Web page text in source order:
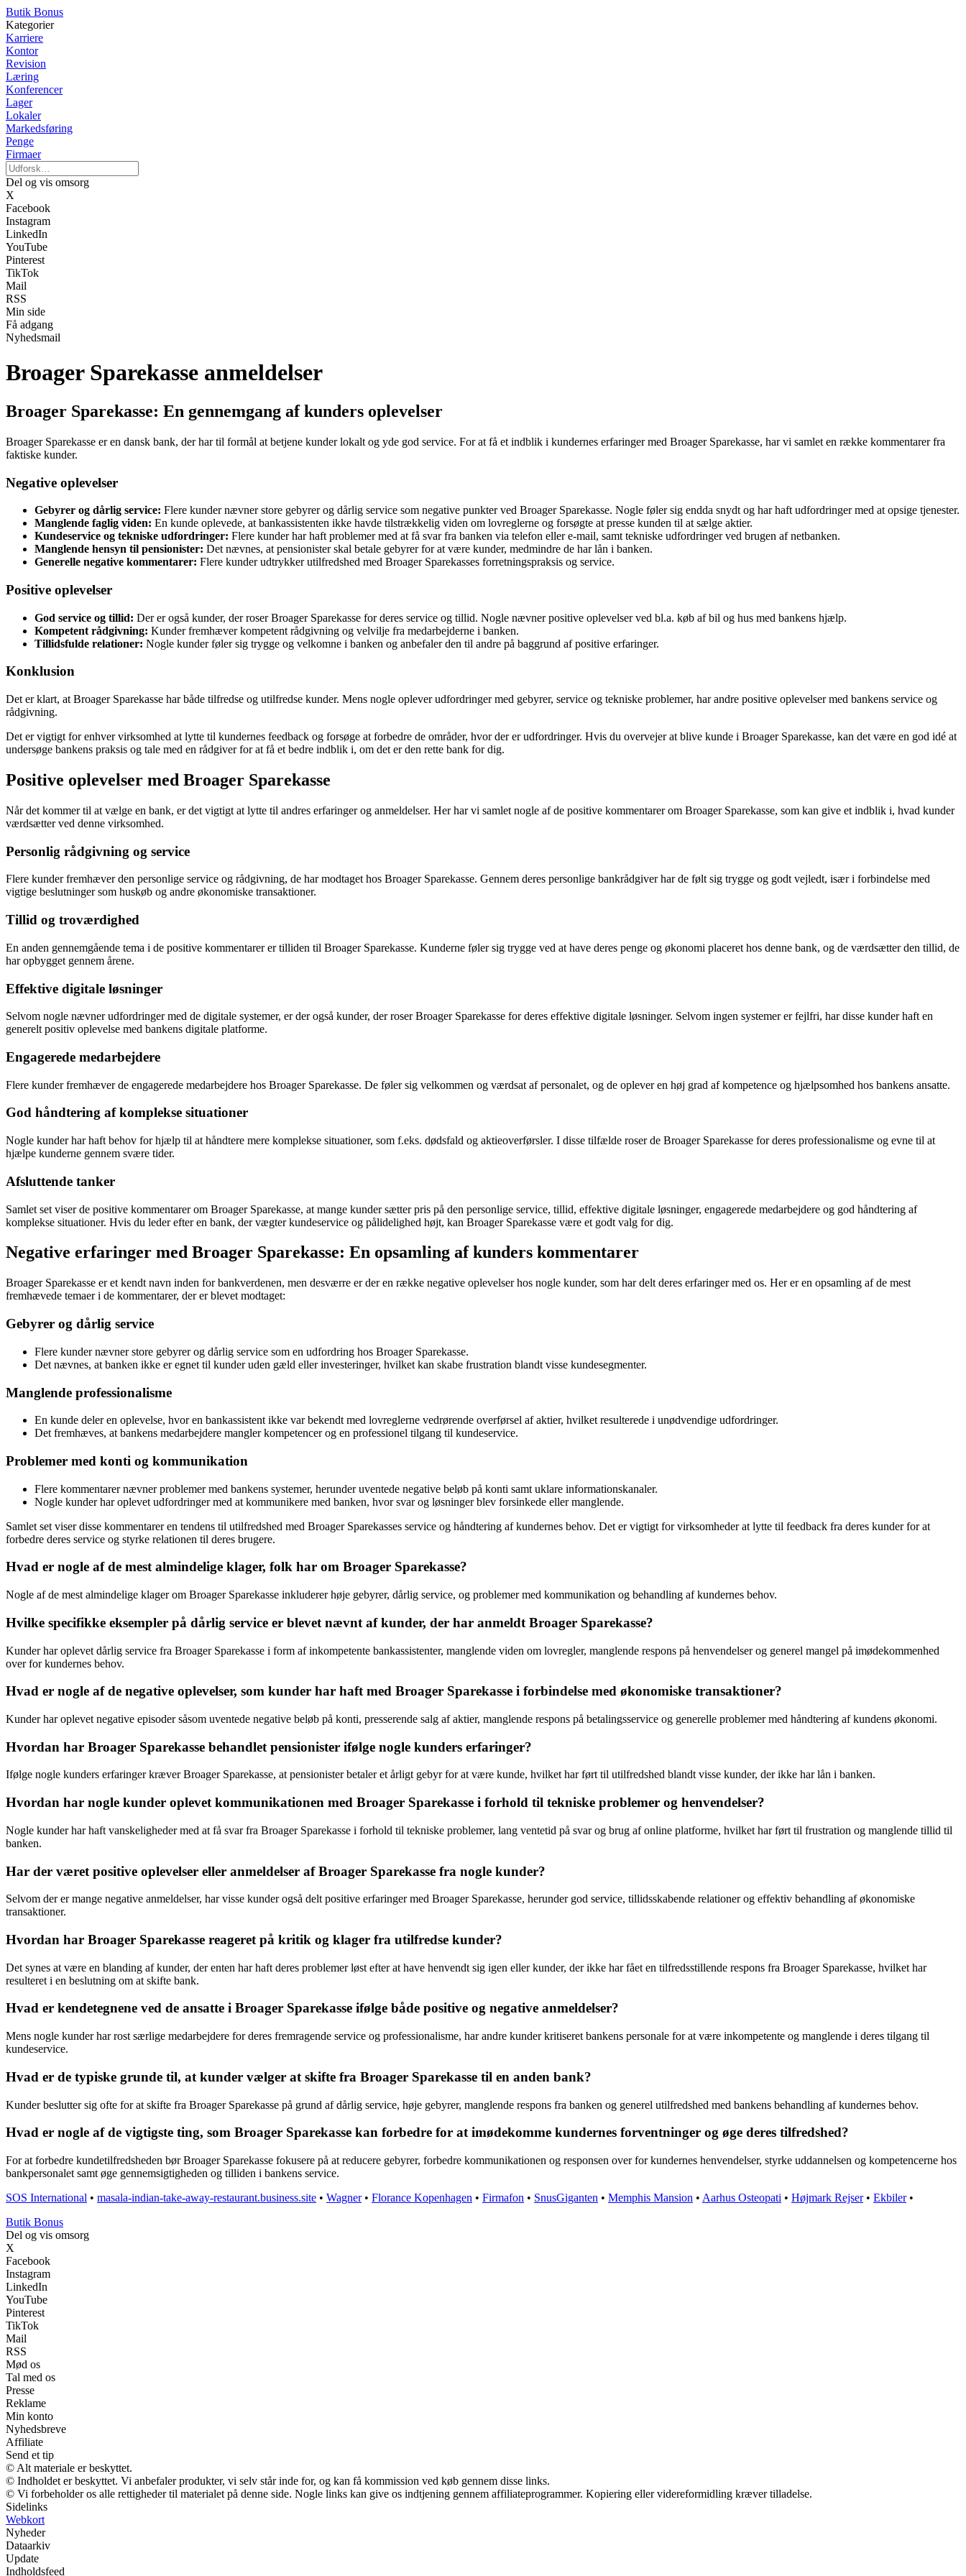
Butik Bonus
Kategorier
Karriere
Kontor
Revision
Læring
Konferencer
Lager
Lokaler
Markedsføring
Penge
Firmaer
Del og vis omsorg
X
Facebook
Instagram
LinkedIn
YouTube
Pinterest
TikTok
Mail
RSS
Min side
Få adgang
Nyhedsmail
Broager Sparekasse anmeldelser
Broager Sparekasse: En gennemgang af kunders oplevelser
Broager Sparekasse er en dansk bank, der har til formål at betjene kunder lokalt og yde god service. For at få et indblik i kundernes erfaringer med Broager Sparekasse, har vi samlet en række kommentarer fra
faktiske kunder.
Negative oplevelser
Gebyrer og dårlig service: Flere kunder nævner store gebyrer og dårlig service som negative punkter ved Broager Sparekasse. Nogle føler sig endda snydt og har haft udfordringer med at opsige tjenester.
Manglende faglig viden: En kunde oplevede, at bankassistenten ikke havde tilstrækkelig viden om lovreglerne og forsøgte at presse kunden til at sælge aktier.
Kundeservice og tekniske udfordringer: Flere kunder har haft problemer med at få svar fra banken via telefon eller e-mail, samt tekniske udfordringer ved brugen af netbanken.
Manglende hensyn til pensionister: Det nævnes, at pensionister skal betale gebyrer for at være kunder, medmindre de har lån i banken.
Generelle negative kommentarer: Flere kunder udtrykker utilfredshed med Broager Sparekasses forretningspraksis og service.
Positive oplevelser
God service og tillid: Der er også kunder, der roser Broager Sparekasse for deres service og tillid. Nogle nævner positive oplevelser ved bl.a. køb af bil og hus med bankens hjælp.
Kompetent rådgivning: Kunder fremhæver kompetent rådgivning og velvilje fra medarbejderne i banken.
Tillidsfulde relationer: Nogle kunder føler sig trygge og velkomne i banken og anbefaler den til andre på baggrund af positive erfaringer.
Konklusion
Det er klart, at Broager Sparekasse har både tilfredse og utilfredse kunder. Mens nogle oplever udfordringer med gebyrer, service og tekniske problemer, har andre positive oplevelser med bankens service og
rådgivning.
Det er vigtigt for enhver virksomhed at lytte til kundernes feedback og forsøge at forbedre de områder, hvor der er udfordringer. Hvis du overvejer at blive kunde i Broager Sparekasse, kan det være en god idé at
undersøge bankens praksis og tale med en rådgiver for at få et bedre indblik i, om det er den rette bank for dig.
Positive oplevelser med Broager Sparekasse
Når det kommer til at vælge en bank, er det vigtigt at lytte til andres erfaringer og anmeldelser. Her har vi samlet nogle af de positive kommentarer om Broager Sparekasse, som kan give et indblik i, hvad kunder
værdsætter ved denne virksomhed.
Personlig rådgivning og service
Flere kunder fremhæver den personlige service og rådgivning, de har modtaget hos Broager Sparekasse. Gennem deres personlige bankrådgiver har de følt sig trygge og godt vejledt, især i forbindelse med
vigtige beslutninger som huskøb og andre økonomiske transaktioner.
Tillid og troværdighed
En anden gennemgående tema i de positive kommentarer er tilliden til Broager Sparekasse. Kunderne føler sig trygge ved at have deres penge og økonomi placeret hos denne bank, og de værdsætter den tillid, de
har opbygget gennem årene.
Effektive digitale løsninger
Selvom nogle nævner udfordringer med de digitale systemer, er der også kunder, der roser Broager Sparekasse for deres effektive digitale løsninger. Selvom ingen systemer er fejlfri, har disse kunder haft en
generelt positiv oplevelse med bankens digitale platforme.
Engagerede medarbejdere
Flere kunder fremhæver de engagerede medarbejdere hos Broager Sparekasse. De føler sig velkommen og værdsat af personalet, og de oplever en høj grad af kompetence og hjælpsomhed hos bankens ansatte.
God håndtering af komplekse situationer
Nogle kunder har haft behov for hjælp til at håndtere mere komplekse situationer, som f.eks. dødsfald og aktieoverførsler. I disse tilfælde roser de Broager Sparekasse for deres professionalisme og evne til at
hjælpe kunderne gennem svære tider.
Afsluttende tanker
Samlet set viser de positive kommentarer om Broager Sparekasse, at mange kunder sætter pris på den personlige service, tillid, effektive digitale løsninger, engagerede medarbejdere og god håndtering af
komplekse situationer. Hvis du leder efter en bank, der vægter kundeservice og pålidelighed højt, kan Broager Sparekasse være et godt valg for dig.
Negative erfaringer med Broager Sparekasse: En opsamling af kunders kommentarer
Broager Sparekasse er et kendt navn inden for bankverdenen, men desværre er der en række negative oplevelser hos nogle kunder, som har delt deres erfaringer med os. Her er en opsamling af de mest
fremhævede temaer i de kommentarer, der er blevet modtaget:
Gebyrer og dårlig service
Flere kunder nævner store gebyrer og dårlig service som en udfordring hos Broager Sparekasse.
Det nævnes, at banken ikke er egnet til kunder uden gæld eller investeringer, hvilket kan skabe frustration blandt visse kundesegmenter.
Manglende professionalisme
En kunde deler en oplevelse, hvor en bankassistent ikke var bekendt med lovreglerne vedrørende overførsel af aktier, hvilket resulterede i unødvendige udfordringer.
Det fremhæves, at bankens medarbejdere mangler kompetencer og en professionel tilgang til kundeservice.
Problemer med konti og kommunikation
Flere kommentarer nævner problemer med bankens systemer, herunder uventede negative beløb på konti samt uklare informationskanaler.
Nogle kunder har oplevet udfordringer med at kommunikere med banken, hvor svar og løsninger blev forsinkede eller manglende.
Samlet set viser disse kommentarer en tendens til utilfredshed med Broager Sparekasses service og håndtering af kundernes behov. Det er vigtigt for virksomheder at lytte til feedback fra deres kunder for at
forbedre deres service og styrke relationen til deres brugere.
Hvad er nogle af de mest almindelige klager, folk har om Broager Sparekasse?
Nogle af de mest almindelige klager om Broager Sparekasse inkluderer høje gebyrer, dårlig service, og problemer med kommunikation og behandling af kundernes behov.
Hvilke specifikke eksempler på dårlig service er blevet nævnt af kunder, der har anmeldt Broager Sparekasse?
Kunder har oplevet dårlig service fra Broager Sparekasse i form af inkompetente bankassistenter, manglende viden om lovregler, manglende respons på henvendelser og generel mangel på imødekommenhed
over for kundernes behov.
Hvad er nogle af de negative oplevelser, som kunder har haft med Broager Sparekasse i forbindelse med økonomiske transaktioner?
Kunder har oplevet negative episoder såsom uventede negative beløb på konti, presserende salg af aktier, manglende respons på betalingsservice og generelle problemer med håndtering af kundens økonomi.
Hvordan har Broager Sparekasse behandlet pensionister ifølge nogle kunders erfaringer?
Ifølge nogle kunders erfaringer kræver Broager Sparekasse, at pensionister betaler et årligt gebyr for at være kunde, hvilket har ført til utilfredshed blandt visse kunder, der ikke har lån i banken.
Hvordan har nogle kunder oplevet kommunikationen med Broager Sparekasse i forhold til tekniske problemer og henvendelser?
Nogle kunder har haft vanskeligheder med at få svar fra Broager Sparekasse i forhold til tekniske problemer, lang ventetid på svar og brug af online platforme, hvilket har ført til frustration og manglende tillid til
banken.
Har der været positive oplevelser eller anmeldelser af Broager Sparekasse fra nogle kunder?
Selvom der er mange negative anmeldelser, har visse kunder også delt positive erfaringer med Broager Sparekasse, herunder god service, tillidsskabende relationer og effektiv behandling af økonomiske
transaktioner.
Hvordan har Broager Sparekasse reageret på kritik og klager fra utilfredse kunder?
Det synes at være en blanding af kunder, der enten har haft deres problemer løst efter at have henvendt sig igen eller kunder, der ikke har fået en tilfredsstillende respons fra Broager Sparekasse, hvilket har
resulteret i en beslutning om at skifte bank.
Hvad er kendetegnene ved de ansatte i Broager Sparekasse ifølge både positive og negative anmeldelser?
Mens nogle kunder har rost særlige medarbejdere for deres fremragende service og professionalisme, har andre kunder kritiseret bankens personale for at være inkompetente og manglende i deres tilgang til
kundeservice.
Hvad er de typiske grunde til, at kunder vælger at skifte fra Broager Sparekasse til en anden bank?
Kunder beslutter sig ofte for at skifte fra Broager Sparekasse på grund af dårlig service, høje gebyrer, manglende respons fra banken og generel utilfredshed med bankens behandling af kundernes behov.
Hvad er nogle af de vigtigste ting, som Broager Sparekasse kan forbedre for at imødekomme kundernes forventninger og øge deres tilfredshed?
For at forbedre kundetilfredsheden bør Broager Sparekasse fokusere på at reducere gebyrer, forbedre kommunikationen og responsen over for kundernes henvendelser, styrke uddannelsen og kompetencerne hos
bankpersonalet samt øge gennemsigtigheden og tilliden i bankens service.
SOS International • masala-indian-take-away-restaurant.business.site • Wagner• Florance Kopenhagen • Firmafon • SnusGiganten • Memphis Mansion • Aarhus Osteopati • Højmark Rejser• Ekbiler•
Butik Bonus
Del og vis omsorg
X
Facebook
Instagram
LinkedIn
YouTube
Pinterest
TikTok
Mail
RSS
Mød os
Tal med os
Presse
Reklame
Min konto
Nyhedsbreve
Affiliate
Send et tip
© Alt materiale er beskyttet.
© Indholdet er beskyttet. Vi anbefaler produkter, vi selv står inde for, og kan få kommission ved køb gennem disse links.
© Vi forbeholder os alle rettigheder til materialet på denne side. Nogle links kan give os indtjening gennem affiliateprogrammer. Kopiering eller videreformidling kræver tilladelse.
Sidelinks
Webkort
Nyheder
Dataarkiv
Update
Indholdsfeed